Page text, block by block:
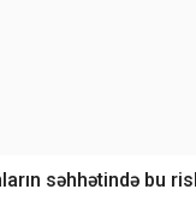
səhhətində bu